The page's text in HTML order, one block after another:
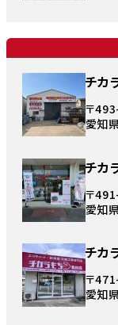
チカ
〒
愛知
チカ
〒
愛知
チカ
〒
愛知